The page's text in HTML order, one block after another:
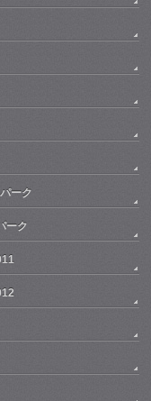
ーク
ーク